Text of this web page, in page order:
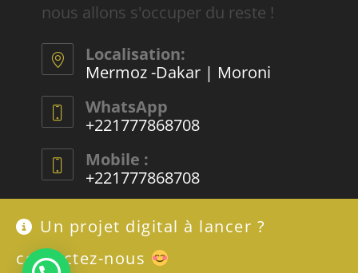
Un projet digital à lancer ?
contactez-nous
nous allons s'occuper du reste !
Localisation:
Mermoz -Dakar | Moroni
WhatsApp
+221777868708
Mobile :
+221777868708
contact@rachadifils.com